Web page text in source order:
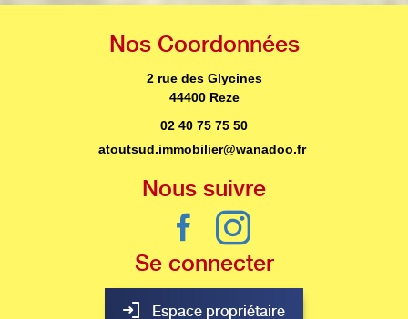
Nos Coordonnées
2 rue des Glycines
44400 Reze
02 40 75 75 50
atoutsud.immobilier@wanadoo.fr
Nous suivre
Se connecter
Espace propriétaire